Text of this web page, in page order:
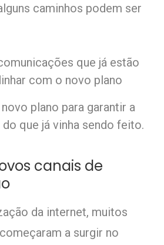
caminhos podem ser
que já estão
com o novo plano
plano para garantir a
que já vinha sendo feito.
canais de
da internet, muitos
a surgir no